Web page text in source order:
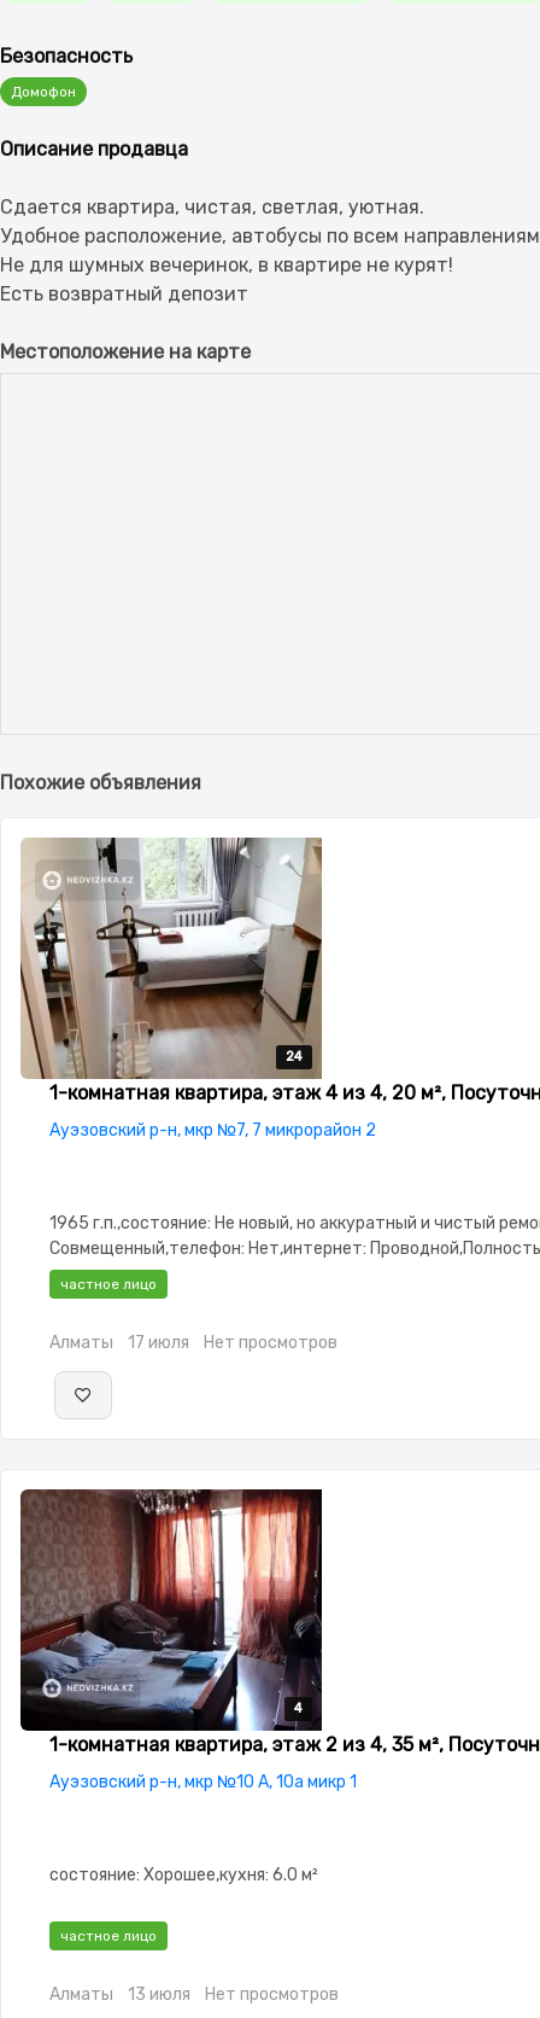
Безопасность
Домофон
Описание продавца
Сдается квартира, чистая, светлая, уютная.
Удобное расположение, автобусы по всем направлениям
Не для шумных вечеринок, в квартире не курят!
Местоположение на карте
Похожие объявления
24
24
24
24
24
1-комнатная квартира, этаж 4 из 4, 20 м²,
Ауэзовский р-н, мкр №7, 7 микрорайон 2
1965 г.п.,состояние: Не новый, но аккуратный и чистый
Совмещенный,телефон: Нет,интернет:
меблирована,Полностью меблирована,паркинг: Рядом
стоянка,Домофон,Видеонаблюдение,Пластиковые
автомат,Телевизор,Бесплатный Wi-Fi
частное лицо
Алматы 17 июля Нет просмотров
4
4
4
4
1-комнатная квартира, этаж 2 из 4, 35 м²,
Ауэзовский р-н, мкр №10 А, 10а микр 1
состояние: Хорошее,кухня: 6.0 м²
частное лицо
Алматы 13 июля Нет просмотров